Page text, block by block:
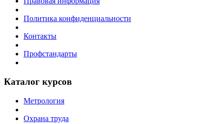
Политика конфиденциальности
Контакты
Профстандарты
Каталог курсов
Метрология
Охрана труда